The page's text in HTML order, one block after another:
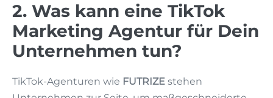
2. Was kann eine TikTok
Marketing Agentur für Dein
Unternehmen tun?
TikTok-Agenturen wie FUTRIZE stehen